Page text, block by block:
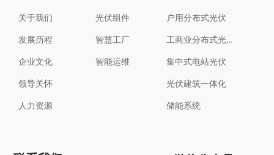
关于我们
发展历程
企业文化
领导关怀
人力资源
光伏组件
智慧工厂
智能运维
户用分布式光伏
工商业分布式光伏
集中式电站光伏
光伏建筑一体化
储能系统